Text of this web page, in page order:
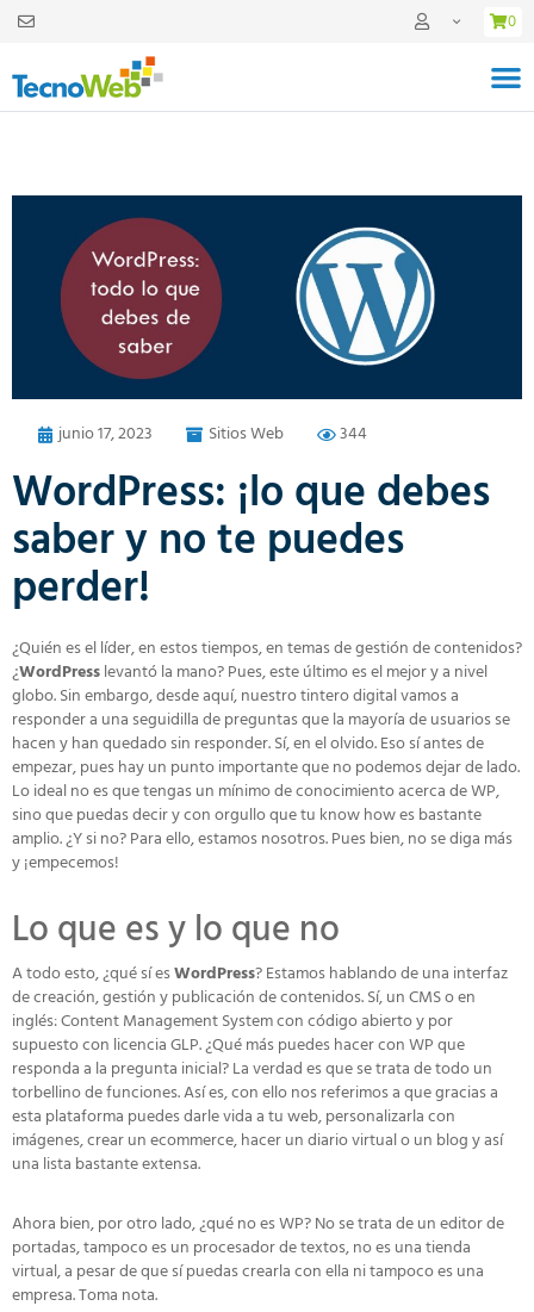
0
junio 17, 2023 Sitios Web 344
WordPress: ¡lo que debes
saber y no te puedes
perder!
¿Quién es el líder, en estos tiempos, en temas de gestión de contenidos?
¿WordPresslevantó la mano? Pues, este último es el mejor y a nivel
globo. Sin embargo, desde aquí, nuestro tintero digital vamos a
responder a una seguidilla de preguntas que la mayoría de usuarios se
hacen y han quedado sin responder. Sí, en el olvido. Eso sí antes de
empezar, pues hay un punto importante que no podemos dejar de lado.
Lo ideal no es que tengas un mínimo de conocimiento acerca de WP,
sino que puedas decir y con orgullo que tu know how es bastante
amplio. ¿Y si no? Para ello, estamos nosotros. Pues bien, no se diga más
y ¡empecemos!
Lo que es y lo que no
A todo esto, ¿qué sí esWordPress? Estamos hablando de una interfaz
de creación, gestión y publicación de contenidos. Sí, un CMS o en
inglés: Content Management System con código abierto y por
supuesto con licencia GLP. ¿Qué más puedes hacer con WP que
responda a la pregunta inicial? La verdad es que se trata de todo un
torbellino de funciones. Así es, con ello nos referimos a que gracias a
esta plataforma puedes darle vida a tu web, personalizarla con
imágenes, crear un ecommerce, hacer un diario virtual o un blog y así
una lista bastante extensa.
Ahora bien, por otro lado, ¿qué no es WP? No se trata de un editor de
portadas, tampoco es un procesador de textos, no es una tienda
virtual, a pesar de que sí puedas crearla con ella ni tampoco es una
empresa. Toma nota.